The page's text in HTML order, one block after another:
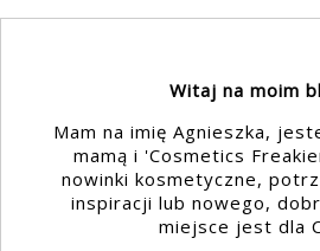
Witaj na moim
Mam na imię Agnieszka,
mamą i 'Cosmetics
nowinki kosmetyczne,
inspiracji lub nowego,
miejsce jest dla